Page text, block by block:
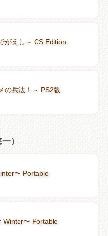
がえし～ CS Edition
の兵法！～ PS2版
）
〜 Portable
〜 Portable